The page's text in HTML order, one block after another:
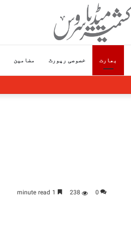
بھارت خصوصی رپورٹ مضامین
0
238